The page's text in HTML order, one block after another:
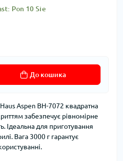
Pon 10 Sie
До кошика
Aspen BH-7072 квадратна
забезпечує рівномірне
Ідеальна для приготування
Вага 3000 г гарантує